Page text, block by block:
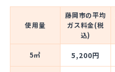
使用量
藤岡市の平均
ガス料金(税
込)
5㎥ 5,200円